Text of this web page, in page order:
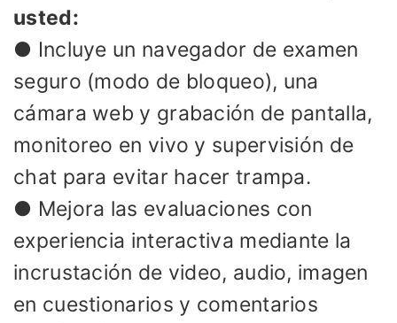
usted:
● Incluye un navegador de examen
seguro (modo de bloqueo), una
cámara web y grabación de pantalla,
monitoreo en vivo y supervisión de
chat para evitar hacer trampa.
● Mejora las evaluaciones con
experiencia interactiva mediante la
incrustación de video, audio, imagen
en cuestionarios y comentarios